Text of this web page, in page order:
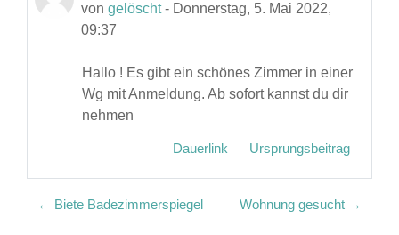
vongelöscht- Donnerstag, 5. Mai 2022,
09:37
Hallo ! Es gibt ein schönes Zimmer in einer
Wg mit Anmeldung. Ab sofort kannst du dir
nehmen
Dauerlink Ursprungsbeitrag
← Biete Badezimmerspiegel Wohnung gesucht →